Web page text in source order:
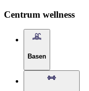
Centrum wellness
Basen